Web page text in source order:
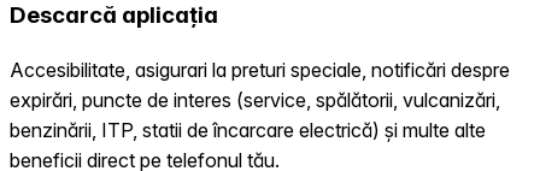
Descarcă aplicația
Accesibilitate, asigurari la preturi speciale, notificări despre
expirări, puncte de interes (service, spălătorii, vulcanizări,
benzinării, ITP, statii de încarcare electrică) și multe alte
beneficii direct pe telefonul tău.